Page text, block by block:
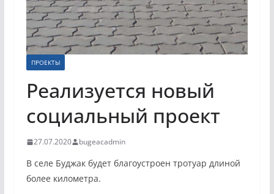
ПРОЕКТЫ
Реализуется новый
социальный проект
27.07.2020 bugeacadmin
В селе Буджак будет благоустроен тротуар длиной
более километра.